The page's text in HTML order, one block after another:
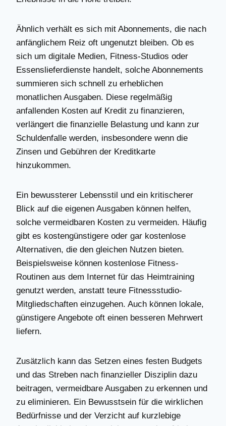
Ähnlich verhält es sich mit Abonnements, die nach
anfänglichem Reiz oft ungenutzt bleiben. Ob es
sich um digitale Medien, Fitness-Studios oder
Essenslieferdienste handelt, solche Abonnements
summieren sich schnell zu erheblichen
monatlichen Ausgaben. Diese regelmäßig
anfallenden Kosten auf Kredit zu finanzieren,
verlängert die finanzielle Belastung und kann zur
Schuldenfalle werden, insbesondere wenn die
Zinsen und Gebühren der Kreditkarte
hinzukommen.
Ein bewussterer Lebensstil und ein kritischerer
Blick auf die eigenen Ausgaben können helfen,
solche vermeidbaren Kosten zu vermeiden. Häufig
gibt es kostengünstigere oder gar kostenlose
Alternativen, die den gleichen Nutzen bieten.
Beispielsweise können kostenlose Fitness-
Routinen aus dem Internet für das Heimtraining
genutzt werden, anstatt teure Fitnessstudio-
Mitgliedschaften einzugehen. Auch können lokale,
günstigere Angebote oft einen besseren Mehrwert
liefern.
Zusätzlich kann das Setzen eines festen Budgets
und das Streben nach finanzieller Disziplin dazu
beitragen, vermeidbare Ausgaben zu erkennen und
zu eliminieren. Ein Bewusstsein für die wirklichen
Bedürfnisse und der Verzicht auf kurzlebige